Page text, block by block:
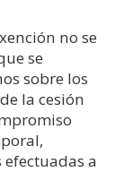
no se
se
sobre los
la cesión
a